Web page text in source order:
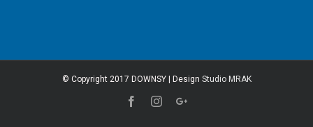
© Copyright 2017 DOWNSY | Design Studio MRAK
FacebookInstagramGoogle+